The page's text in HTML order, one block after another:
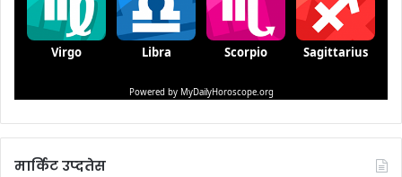
मार्किट उप्दतेस